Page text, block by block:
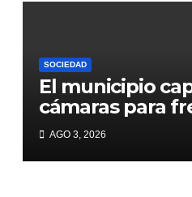
SOCIEDAD
El municipio
cámaras para
basurales
AGO 3, 2026